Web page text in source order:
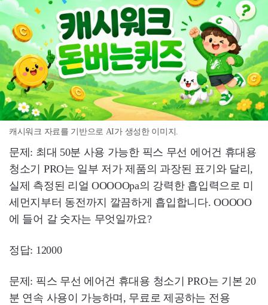
캐시워크 자료를 기반으로 AI가 생성한 이미지.
문제: 최대 50분 사용 가능한 픽스 무선 에어건 휴대용
청소기 PRO는 일부 저가 제품의 과장된 표기와 달리,
실제 측정된 리얼 OOOOOpa의 강력한 흡입력으로 미
세먼지부터 동전까지 깔끔하게 흡입합니다. OOOOO
에 들어 갈 숫자는 무엇일까요?
정답: 12000
문제: 픽스 무선 에어건 휴대용 청소기 PRO는 기본 20
분 연속 사용이 가능하며, 무료로 제공하는 전용